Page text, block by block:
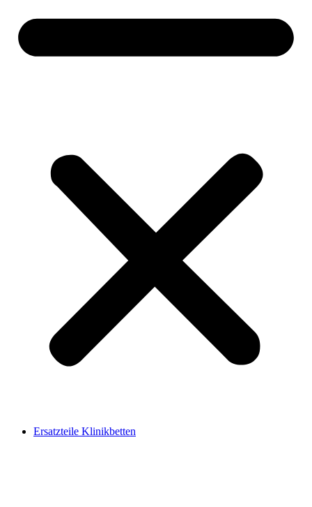
Ersatzteile Klinikbetten